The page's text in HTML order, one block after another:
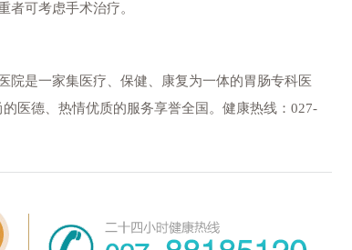
可考虑手术治疗。
院是一家集医疗、保健、康复为一体的胃肠专科医
医德、热情优质的服务享誉全国。健康热线：027-